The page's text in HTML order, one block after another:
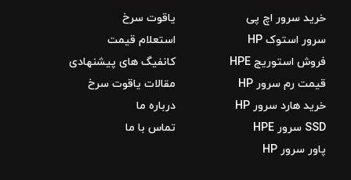
خرید سرور اچ پی
سرور استوک HP
فروش استوریج‌ HPE
قیمت رم سرور HP
خرید هارد سرور HP
SSD سرور HPE
پاور سرور HP
یاقوت سرخ
استعلام قیمت
کانفیگ های پیشنهادی
مقالات یاقوت سرخ
درباره ما
تماس با ما